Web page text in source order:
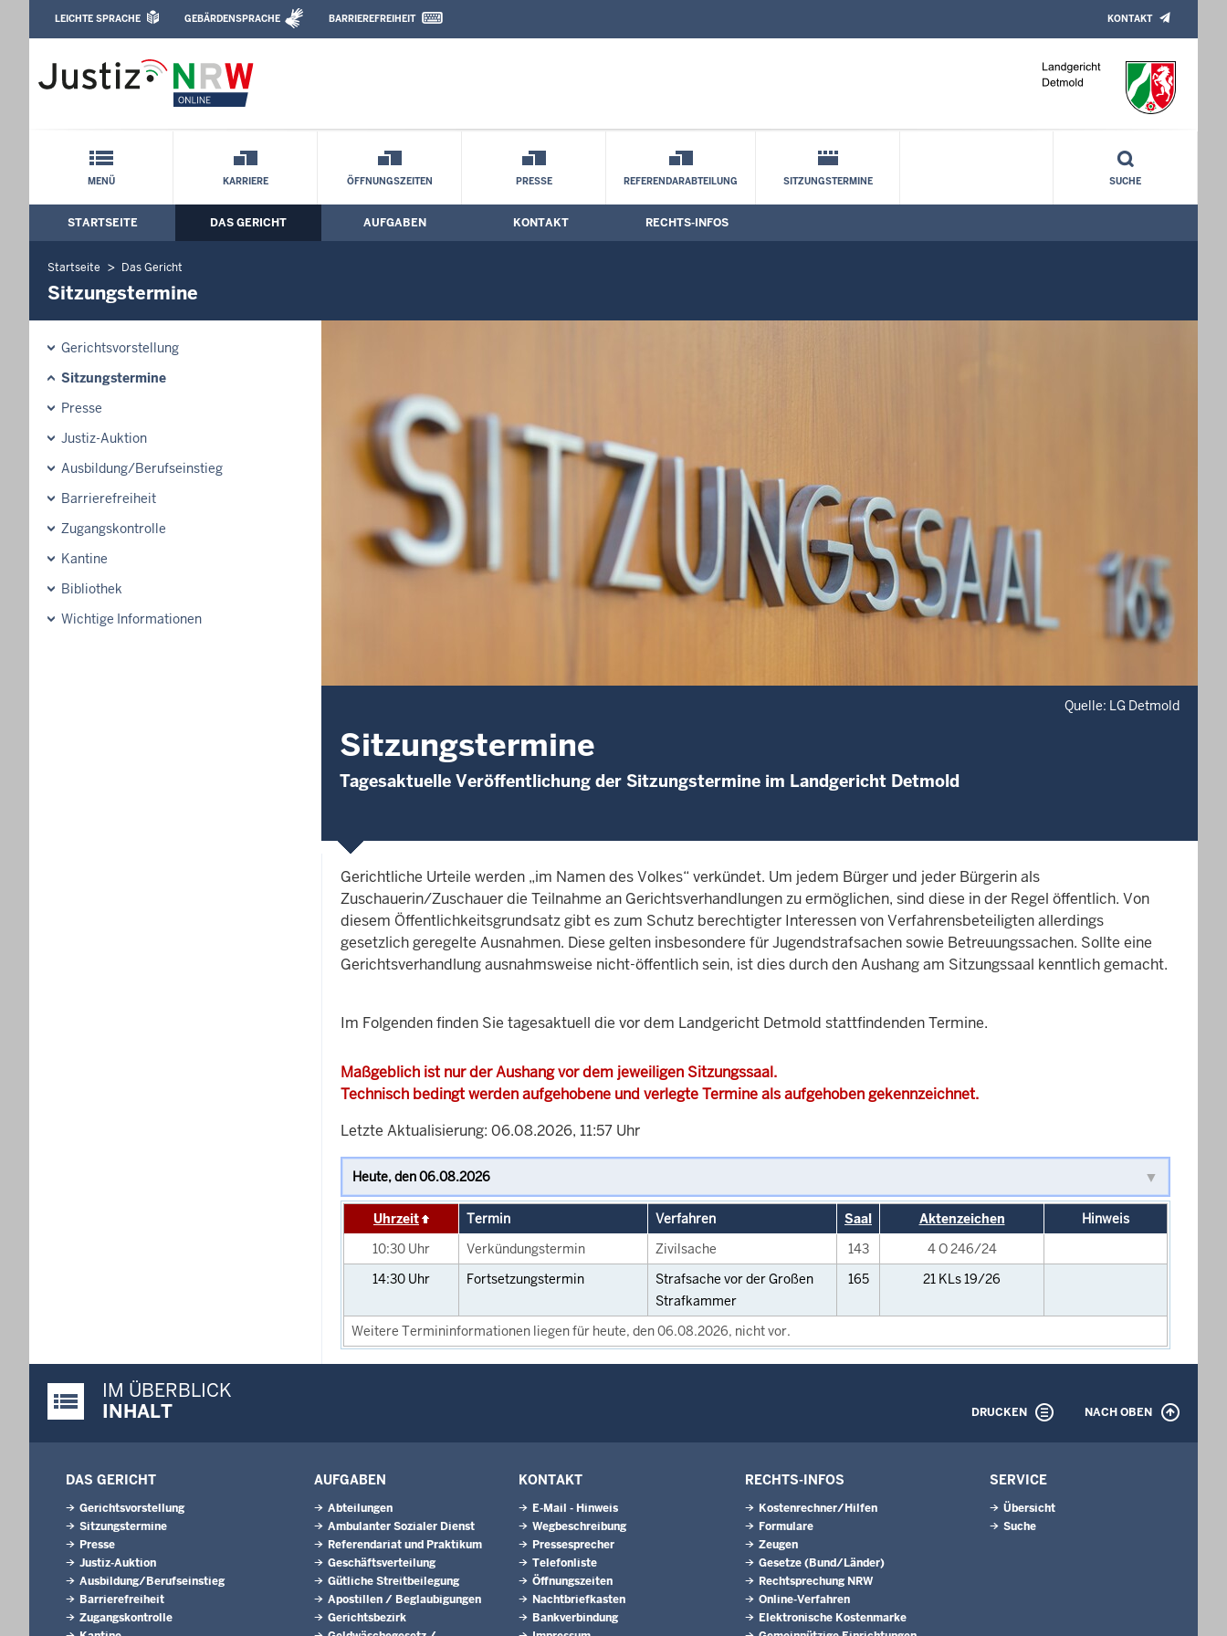
Landgericht Detmold: Sitzungstermine
Leichte Sprache, Gebärdensprachenvideo und Kontaktformular
LEICHTE SPRACHE GEBÄRDENSPRACHE BARRIEREFREIHEIT KONTAKT
Schnellnavigation mit Volltext-Suche
MENÜ KARRIERE ÖFFNUNGSZEITEN PRESSE REFERENDARABTEILUNG SITZUNGSTERMINE SUCHE
Hauptmenü: Hauptnavigation
STARTSEITE DAS GERICHT AUFGABEN KONTAKT RECHTS-INFOS
Startseite Das Gericht
Sitzungstermine
Gerichtsvorstellung
Sitzungstermine
Presse
Justiz-Auktion
Ausbildung/Berufseinstieg
Barrierefreiheit
Zugangskontrolle
Kantine
Bibliothek
Wichtige Informationen
Quelle: LG Detmold
Sitzungstermine
Tagesaktuelle Veröffentlichung der Sitzungstermine im Landgericht Detmold
Gerichtliche Urteile werden „im Namen des Volkes“ verkündet. Um jedem Bürger und jeder Bürgerin als
Zuschauerin/Zuschauer die Teilnahme an Gerichtsverhandlungen zu ermöglichen, sind diese in der Regel öffentlich. Von
diesem Öffentlichkeitsgrundsatz gibt es zum Schutz berechtigter Interessen von Verfahrensbeteiligten allerdings
gesetzlich geregelte Ausnahmen. Diese gelten insbesondere für Jugendstrafsachen sowie Betreuungssachen. Sollte eine
Gerichtsverhandlung ausnahmsweise nicht-öffentlich sein, ist dies durch den Aushang am Sitzungssaal kenntlich gemacht.
Im Folgenden finden Sie tagesaktuell die vor dem Landgericht Detmold stattfindenden Termine.
Maßgeblich ist nur der Aushang vor dem jeweiligen Sitzungssaal.
Technisch bedingt werden aufgehobene und verlegte Termine als aufgehoben gekennzeichnet.
Letzte Aktualisierung: 06.08.2026, 11:57 Uhr
Uhrzeit Termin Verfahren Saal Aktenzeichen
Hinweis
10:30 Uhr Verkündungstermin Zivilsache 143
4 O 246/24
14:30 Uhr Fortsetzungstermin
Strafsache vor der Großen
Strafkammer
165 21 KLs 19/26
Weitere Termininformationen liegen für heute, den 06.08.2026, nicht vor.
Justiz-Portal im Überblick:
IM ÜBERBLICK
INHALT
DRUCKEN NACH OBEN
DAS GERICHT
Gerichtsvorstellung
Sitzungstermine
Presse
Justiz-Auktion
Ausbildung/Berufseinstieg
Barrierefreiheit
Zugangskontrolle
AUFGABEN
Abteilungen
Ambulanter Sozialer Dienst
Referendariat und Praktikum
Geschäftsverteilung
Gütliche Streitbeilegung
Apostillen / Beglaubigungen
Gerichtsbezirk
KONTAKT
E-Mail - Hinweis
Wegbeschreibung
Pressesprecher
Telefonliste
Öffnungszeiten
Nachtbriefkasten
Bankverbindung
RECHTS-INFOS
Kostenrechner/Hilfen
Formulare
Zeugen
Gesetze (Bund/Länder)
Rechtsprechung NRW
Online-Verfahren
Elektronische Kostenmarke
SERVICE
Übersicht
Suche